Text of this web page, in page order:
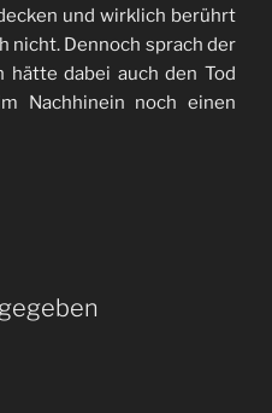
und wirklich berührt
nicht. Dennoch sprach der
hätte dabei auch den Tod
Nachhinein noch einen